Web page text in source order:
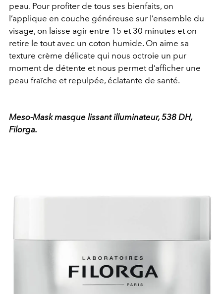
peau. Pour profiter de tous ses bienfaits, on
l’applique en couche généreuse sur l’ensemble du
visage, on laisse agir entre 15 et 30 minutes et on
retire le tout avec un coton humide. On aime sa
texture crème délicate qui nous octroie un pur
moment de détente et nous permet d’afficher une
peau fraîche et repulpée, éclatante de santé.
Meso-Mask masque lissant illuminateur, 538 DH,
Filorga.